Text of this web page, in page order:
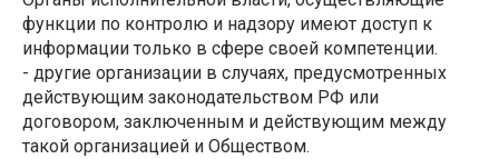
функции по контролю и надзору имеют доступ к
информации только в сфере своей компетенции.
- другие организации в случаях, предусмотренных
действующим законодательством РФ или
договором, заключенным и действующим между
такой организацией и Обществом.